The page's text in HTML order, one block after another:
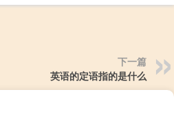
下一篇
英语的定语指的是什么